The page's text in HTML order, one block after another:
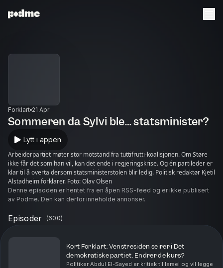
Forklart 21 Apr
Sommeren da Sylvi ble… statsminister?
Lytt i appen
Arbeiderpartiet møter stor motstand fra tuttifrutti-koalisjonen. Om Støre
ikke får det som han vil, kan det ende i regjeringskrise. Og én partileder er
klar til å overta dersom statsministerstolen blir ledig. Politisk redaktør Kjetil
Alstadheim forklarer. Foto: Olav Olsen
Denne episoden er hentet fra en åpen RSS-feed og er ikke publisert
av Podme. Den kan derfor inneholde annonser.
Episoder (600)
Kort Forklart: Venstresiden seirer i Det
demokratiske partiet. Endrer de kurs?
Politiker Abdul El-Sayed er kritisk til Israel og vil legge